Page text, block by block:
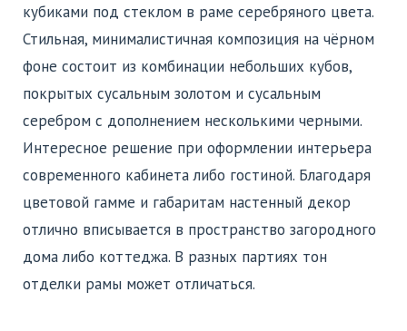
кубиками под стеклом в раме серебряного цвета.
Стильная, минималистичная композиция на чёрном
фоне состоит из комбинации небольших кубов,
покрытых сусальным золотом и сусальным
серебром с дополнением несколькими черными.
Интересное решение при оформлении интерьера
современного кабинета либо гостиной. Благодаря
цветовой гамме и габаритам настенный декор
отлично вписывается в пространство загородного
дома либо коттеджа. В разных партиях тон
отделки рамы может отличаться.